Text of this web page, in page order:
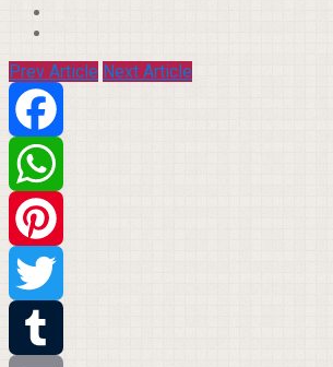
Prev Article Next Article
Facebook
WhatsApp
Pinterest
Twitter